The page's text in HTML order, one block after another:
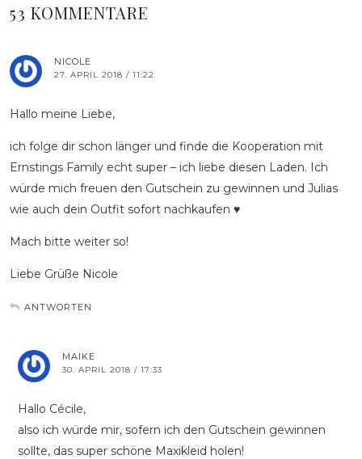
53 KOMMENTARE
NICOLE
27. APRIL 2018 / 11:22
Hallo meine Liebe,
ich folge dir schon länger und finde die Kooperation mit
Ernstings Family echt super – ich liebe diesen Laden. Ich
würde mich freuen den Gutschein zu gewinnen und Julias
wie auch dein Outfit sofort nachkaufen ♥
Mach bitte weiter so!
Liebe Grüße Nicole
ANTWORTEN
MAIKE
30. APRIL 2018 / 17:33
Hallo Cécile,
also ich würde mir, sofern ich den Gutschein gewinnen
sollte, das super schöne Maxikleid holen!